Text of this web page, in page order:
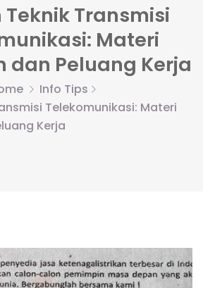
Transmisi
Materi
dan Peluang Kerja
Info Tips
Telekomunikasi: Materi
Kerja